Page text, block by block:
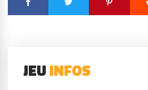
JEUINFOS